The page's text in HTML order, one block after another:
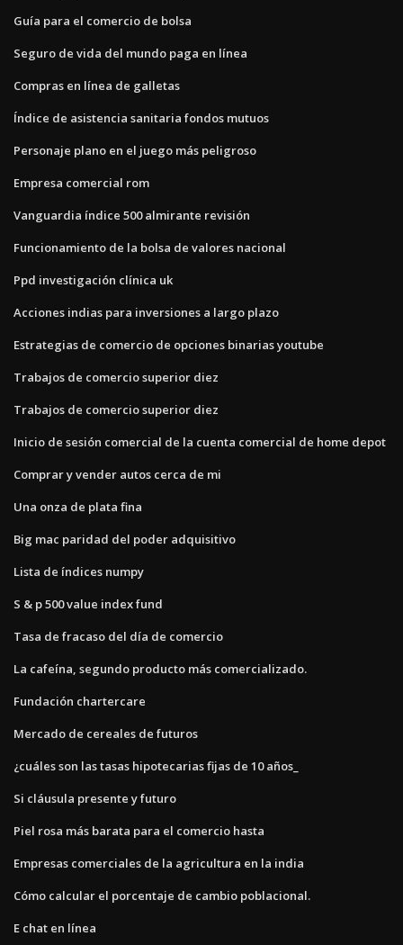
Guía para el comercio de bolsa
Seguro de vida del mundo paga en línea
Compras en línea de galletas
Índice de asistencia sanitaria fondos mutuos
Personaje plano en el juego más peligroso
Empresa comercial rom
Vanguardia índice 500 almirante revisión
Funcionamiento de la bolsa de valores nacional
Ppd investigación clínica uk
Acciones indias para inversiones a largo plazo
Estrategias de comercio de opciones binarias youtube
Trabajos de comercio superior diez
Trabajos de comercio superior diez
Inicio de sesión comercial de la cuenta comercial de home depot
Comprar y vender autos cerca de mi
Una onza de plata fina
Big mac paridad del poder adquisitivo
Lista de índices numpy
S & p 500 value index fund
Tasa de fracaso del día de comercio
La cafeína, segundo producto más comercializado.
Fundación chartercare
Mercado de cereales de futuros
¿cuáles son las tasas hipotecarias fijas de 10 años_
Si cláusula presente y futuro
Piel rosa más barata para el comercio hasta
Empresas comerciales de la agricultura en la india
Cómo calcular el porcentaje de cambio poblacional.
E chat en línea